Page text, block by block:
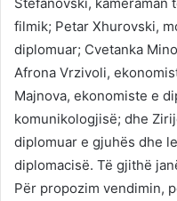
filmik; Petar Xhurovski,
diplomuar; Cvetanka
Afrona Vrzivoli,
Majnova, ekonomiste e
komunikologjisë; dhe
diplomuar e gjuhës dhe
diplomacisë. Të gjithë
Për propozim vendimin,